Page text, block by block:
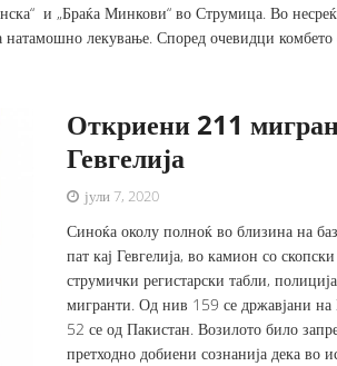
и „Браќа Минкови“ во Струмица. Во
лекување. Според очевидци
Откриени 211
Гевгелија
јули 7, 2020
Синоќа околу полноќ во близина на
пат кај Гевгелија, во камион со
струмички регистарски табли,
мигранти. Од нив 159 се државјани на
52 се од Пакистан. Возилото било
претходно добиени сознанија дека во